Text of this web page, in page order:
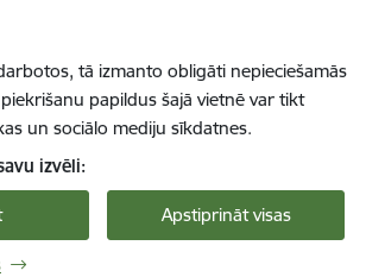
tā izmanto obligāti nepieciešamās
papildus šajā vietnē var tikt
un sociālo mediju sīkdatnes.
izvēli:
Apstiprināt visas